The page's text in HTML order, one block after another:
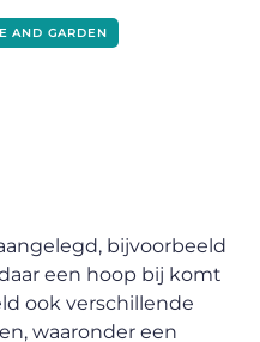
AND GARDEN
bijvoorbeeld
een hoop bij komt
ook verschillende
waaronder een